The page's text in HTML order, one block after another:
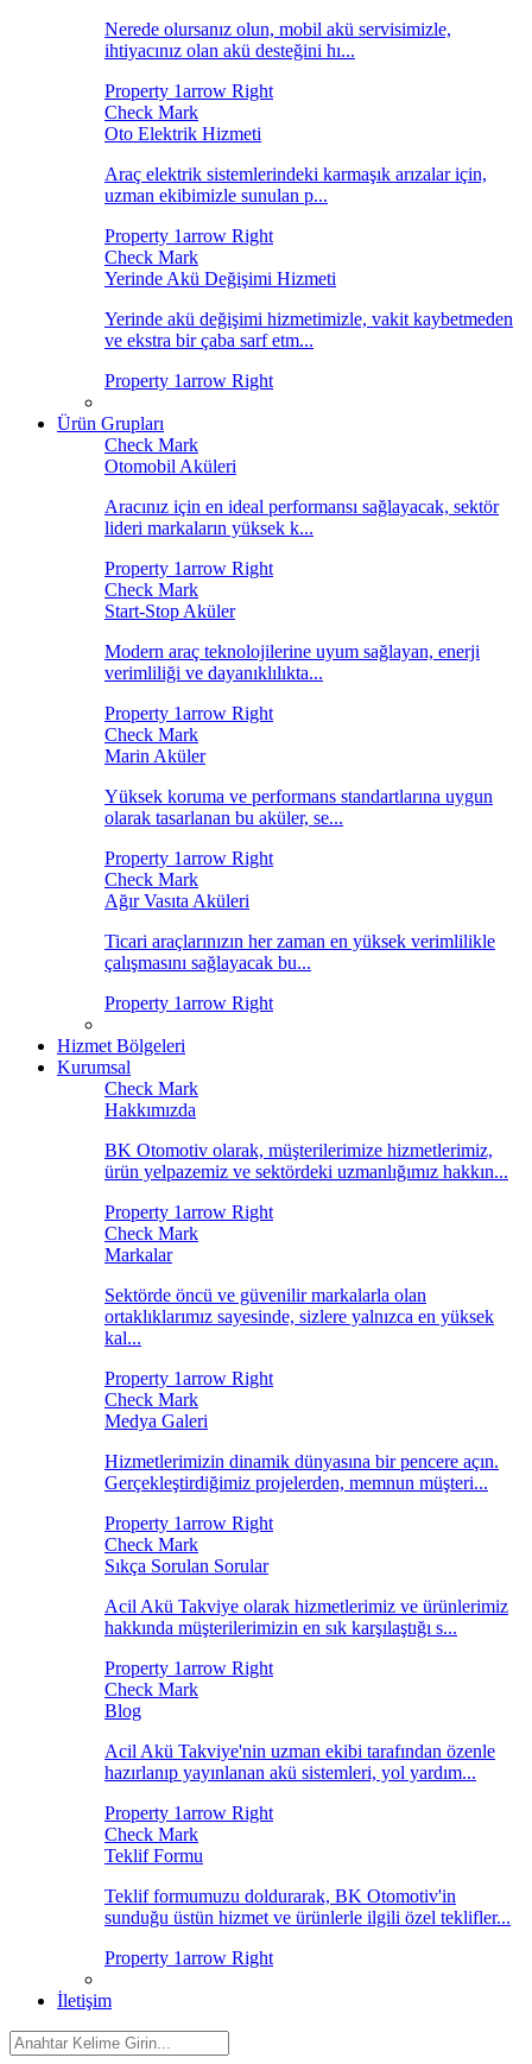
Nerede olursanız olun, mobil akü servisimizle,
ihtiyacınız olan akü desteğini hı...
Oto Elektrik Hizmeti
Araç elektrik sistemlerindeki karmaşık arızalar için,
uzman ekibimizle sunulan p...
Yerinde Akü Değişimi Hizmeti
Yerinde akü değişimi hizmetimizle, vakit kaybetmeden
ve ekstra bir çaba sarf etm...
Ürün Grupları
Otomobil Aküleri
Aracınız için en ideal performansı sağlayacak, sektör
lideri markaların yüksek k...
Start-Stop Aküler
Modern araç teknolojilerine uyum sağlayan, enerji
verimliliği ve dayanıklılıkta...
Marin Aküler
Yüksek koruma ve performans standartlarına uygun
olarak tasarlanan bu aküler, se...
Ağır Vasıta Aküleri
Ticari araçlarınızın her zaman en yüksek verimlilikle
çalışmasını sağlayacak bu...
Hizmet Bölgeleri
Kurumsal
Hakkımızda
BK Otomotiv olarak, müşterilerimize hizmetlerimiz,
ürün yelpazemiz ve sektördeki uzmanlığımız hakkın...
Markalar
Sektörde öncü ve güvenilir markalarla olan
ortaklıklarımız sayesinde, sizlere yalnızca en yüksek
kal...
Medya Galeri
Hizmetlerimizin dinamik dünyasına bir pencere açın.
Gerçekleştirdiğimiz projelerden, memnun müşteri...
Sıkça Sorulan Sorular
Acil Akü Takviye olarak hizmetlerimiz ve ürünlerimiz
hakkında müşterilerimizin en sık karşılaştığı s...
Blog
Acil Akü Takviye'nin uzman ekibi tarafından özenle
hazırlanıp yayınlanan akü sistemleri, yol yardım...
Teklif Formu
Teklif formumuzu doldurarak, BK Otomotiv'in
sunduğu üstün hizmet ve ürünlerle ilgili özel teklifler...
İletişim